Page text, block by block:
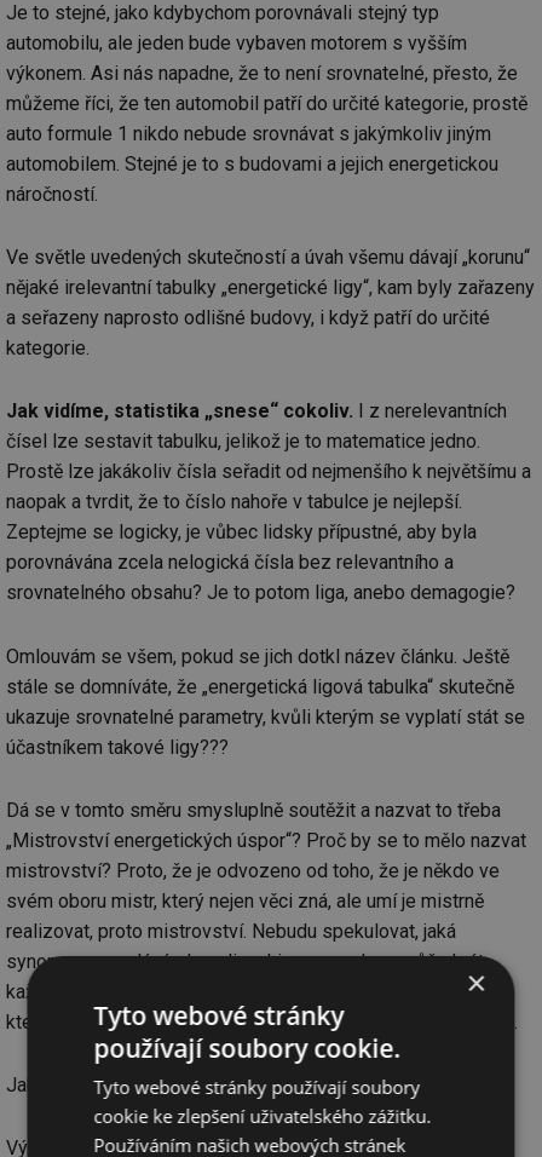
Je to stejné, jako kdybychom porovnávali stejný typ
automobilu, ale jeden bude vybaven motorem s vyšším
výkonem. Asi nás napadne, že to není srovnatelné, přesto, že
můžeme říci, že ten automobil patří do určité kategorie, prostě
auto formule 1 nikdo nebude srovnávat s jakýmkoliv jiným
automobilem. Stejné je to s budovami a jejich energetickou
náročností.
Ve světle uvedených skutečností a úvah všemu dávají „korunu“
nějaké irelevantní tabulky „energetické ligy“, kam byly zařazeny
a seřazeny naprosto odlišné budovy, i když patří do určité
kategorie.
Jak vidíme, statistika „snese“ cokoliv. I z nerelevantních
čísel lze sestavit tabulku, jelikož je to matematice jedno.
Prostě lze jakákoliv čísla seřadit od nejmenšího k největšímu a
naopak a tvrdit, že to číslo nahoře v tabulce je nejlepší.
Zeptejme se logicky, je vůbec lidsky přípustné, aby byla
porovnávána zcela nelogická čísla bez relevantního a
srovnatelného obsahu? Je to potom liga, anebo demagogie?
Omlouvám se všem, pokud se jich dotkl název článku. Ještě
stále se domníváte, že „energetická ligová tabulka“ skutečně
ukazuje srovnatelné parametry, kvůli kterým se vyplatí stát se
účastníkem takové ligy???
Dá se v tomto směru smysluplně soutěžit a nazvat to třeba
„Mistrovství energetických úspor“? Proč by se to mělo nazvat
mistrovství? Proto, že je odvozeno od toho, že je někdo ve
svém oboru mistr, který nejen věci zná, ale umí je mistrně
realizovat, proto mistrovství. Nebudu spekulovat, jaká
synonyma vyvolává slovo liga. Ligu opravdu nemůže hrát
každý. Proč ale existuje liga mistrů? Asi proto, že je to liga,
které se mohou účastnit jen mistři, kteří toho umějí asi hodně.
Jaké jsou poznatky z energetické ligy? Nelichotivé.
Výsledky byly publikovány veřejnosti, proto si dovolím je
×
Tyto webové stránky
používají soubory cookie.
Tyto webové stránky používají soubory
cookie ke zlepšení uživatelského zážitku.
Používáním našich webových stránek